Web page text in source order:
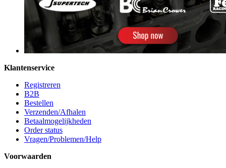
Klantenservice
Registreren
B2B
Bestellen
Verzenden/Afhalen
Betaalmogelijkheden
Order status
Vragen/Problemen/Help
Voorwaarden